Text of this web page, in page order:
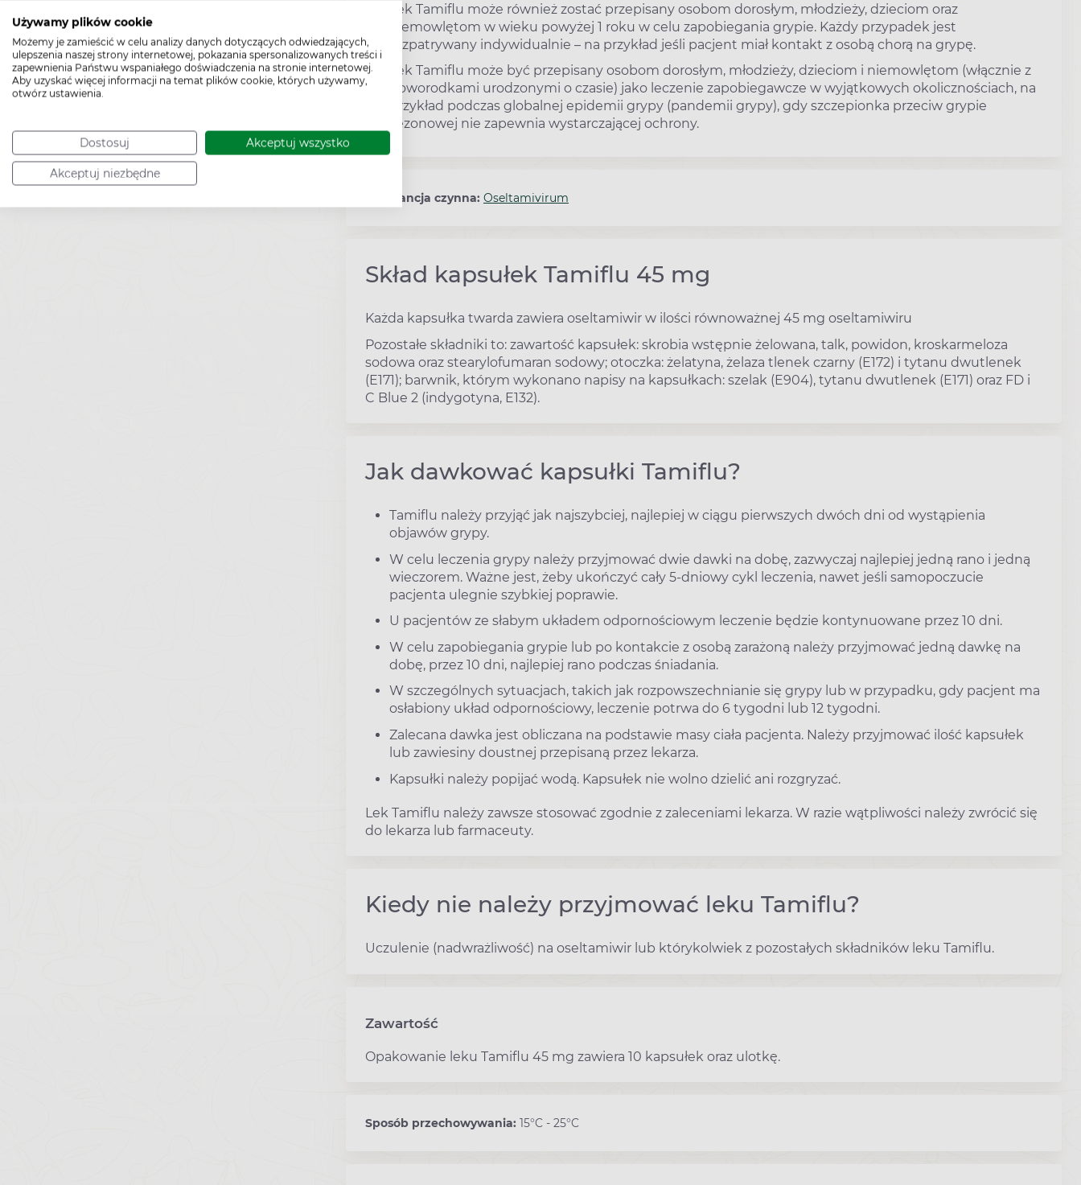
Używamy plików cookie
Możemy je zamieścić w celu analizy danych dotyczących odwiedzających,
ulepszenia naszej strony internetowej, pokazania spersonalizowanych treści i
zapewnienia Państwu wspaniałego doświadczenia na stronie internetowej.
Aby uzyskać więcej informacji na temat plików cookie, których używamy,
otwórz ustawienia.
Dostosuj Akceptuj wszystko
Akceptuj niezbędne
Lek Tamiflu może również zostać przepisany osobom dorosłym, młodzieży, dzieciom oraz
niemowlętom w wieku powyżej 1 roku w celu zapobiegania grypie. Każdy przypadek jest
rozpatrywany indywidualnie – na przykład jeśli pacjent miał kontakt z osobą chorą na grypę.
Lek Tamiflu może być przepisany osobom dorosłym, młodzieży, dzieciom i niemowlętom (włącznie z
noworodkami urodzonymi o czasie) jako leczenie zapobiegawcze w wyjątkowych okolicznościach, na
przykład podczas globalnej epidemii grypy (pandemii grypy), gdy szczepionka przeciw grypie
sezonowej nie zapewnia wystarczającej ochrony.
Substancja czynna: Oseltamivirum
Skład kapsułek Tamiflu 45 mg
Każda kapsułka twarda zawiera oseltamiwir w ilości równoważnej 45 mg oseltamiwiru
Pozostałe składniki to: zawartość kapsułek: skrobia wstępnie żelowana, talk, powidon, kroskarmeloza
sodowa oraz stearylofumaran sodowy; otoczka: żelatyna, żelaza tlenek czarny (E172) i tytanu dwutlenek
(E171); barwnik, którym wykonano napisy na kapsułkach: szelak (E904), tytanu dwutlenek (E171) oraz FD i
C Blue 2 (indygotyna, E132).
Jak dawkować kapsułki Tamiflu?
Tamiflu należy przyjąć jak najszybciej, najlepiej w ciągu pierwszych dwóch dni od wystąpienia
objawów grypy.
W celu leczenia grypy należy przyjmować dwie dawki na dobę, zazwyczaj najlepiej jedną rano i jedną
wieczorem. Ważne jest, żeby ukończyć cały 5-dniowy cykl leczenia, nawet jeśli samopoczucie
pacjenta ulegnie szybkiej poprawie.
U pacjentów ze słabym układem odpornościowym leczenie będzie kontynuowane przez 10 dni.
W celu zapobiegania grypie lub po kontakcie z osobą zarażoną należy przyjmować jedną dawkę na
dobę, przez 10 dni, najlepiej rano podczas śniadania.
W szczególnych sytuacjach, takich jak rozpowszechnianie się grypy lub w przypadku, gdy pacjent ma
osłabiony układ odpornościowy, leczenie potrwa do 6 tygodni lub 12 tygodni.
Zalecana dawka jest obliczana na podstawie masy ciała pacjenta. Należy przyjmować ilość kapsułek
lub zawiesiny doustnej przepisaną przez lekarza.
Kapsułki należy popijać wodą. Kapsułek nie wolno dzielić ani rozgryzać.
Lek Tamiflu należy zawsze stosować zgodnie z zaleceniami lekarza. W razie wątpliwości należy zwrócić się
do lekarza lub farmaceuty.
Kiedy nie należy przyjmować leku Tamiflu?
Uczulenie (nadwrażliwość) na oseltamiwir lub którykolwiek z pozostałych składników leku Tamiflu.
Zawartość
Opakowanie leku Tamiflu 45 mg zawiera 10 kapsułek oraz ulotkę.
Sposób przechowywania: 15°C - 25°C